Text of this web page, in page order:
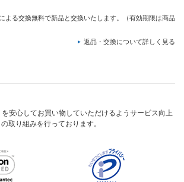
よる交換無料で新品と交換いたします。（有効期限は商品
返品・交換について詳しく見る
安心してお買い物していただけるようサービス向上
の取り組みを行っております。